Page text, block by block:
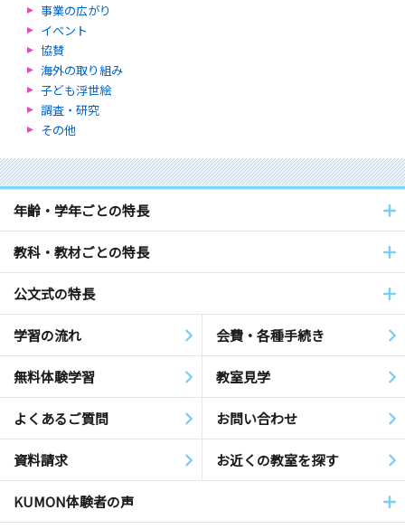
事業の広がり
イベント
協賛
海外の取り組み
子ども浮世絵
調査・研究
その他
年齢・学年ごとの特長
教科・教材ごとの特長
公文式の特長
学習の流れ 会費・各種手続き
無料体験学習 教室見学
よくあるご質問 お問い合わせ
資料請求 お近くの教室を探す
KUMON体験者の声